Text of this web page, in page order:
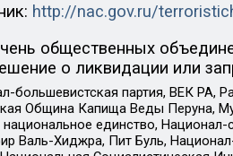
http://nac.gov.ru/
общественных
о ликвидации или
большевистская партия, ВЕК РА,
Община Капища Веды Перуна,
национальное единство,
Валь-Хиджра, Пит Буль,